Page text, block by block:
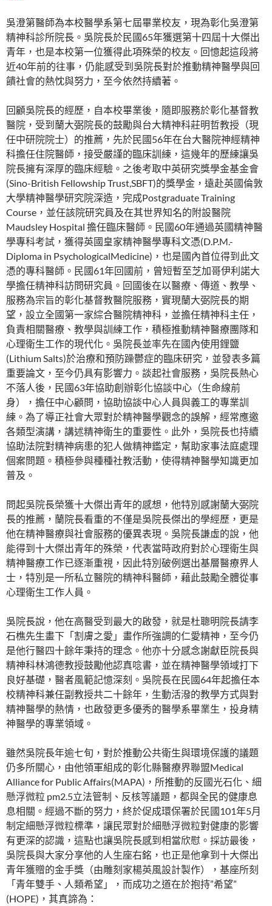
吳澄第醫師為本校醫學系第七屆畢業校友，現為彰化吳澄第
精神科診所院長。吳院長於民國65年獲選第十四屆十大傑出
青年，也是本校第一位獲得此項殊榮的校友。回憶起這段將
近40年前的往事，仍能感受到吳院長對於推動精神醫學與回
饋社會的熱忱與努力，至今依然持續著。
回顧吳院長的經歷，自本校畢業後，隨即服務於彰化基督教
醫院，受到蘭大弼院長的鼓勵與台大精神科莊明哲教授（現
任中研院院士）的推薦，先於民國56年在台大醫院神經精神
科擔任住院醫師，接受嚴謹的臨床訓練，這幾年的歷練讓吳
院長擁有深厚的臨床經驗。之後考取中英研究獎學金基金會
(Sino-British Fellowship Trust,SBFT)的獎學金，遠赴英國倫敦
大學精神醫學研究院深造，完成Postgraduate Training
Course，並任該院研究員及在其世界知名的附設醫院
Maudsley Hospital 擔任臨床醫師。民國60年通過英國精神醫
學專科考試，獲得英國皇家精神醫學專科文憑(D.P.M.-
Diploma in PsychologicalMedicine)，也是國內首位得到此文
憑的專科醫師。民國61年回國前，曾短暫至芝加哥伊利諾大
學擔任精神科訪問研究員。回國後在以醫療、傳道、教學、
服務為宗旨的彰化基督教醫院服務，實現蘭大弼院長的期
望，設立全國第一家綜合醫院精神科，並擔任精神科主任，
負責相關醫療、教學與訓練工作，積極推動精神醫療團隊和
心理衛生工作的現代化。吳院長並率先在國內使用鋰鹽
(Lithium Salts)於治療和預防躁鬱症的臨床研究，並發表多篇
重要論文，至今仍具有影響力。談起社會服務，吳院長熱心
不落人後，民國63年協助創辦彰化協談中心（生命線前
身），擔任中心顧問，協助協談中心人員與義工的專業訓
練。為了導正社會大眾對於精神醫學觀念的誤解，經常應邀
各類型演講，講述精神衛生的重要性。此外，吳院長也持續
協助法院對精神病患的犯人做精神鑑定，幫助家事法庭處理
個案問題。積極參與種種社教活動，使得精神醫學知識更加
普及。
問起吳院長榮獲十大傑出青年的感想，他特別感謝蘭大弼院
長的推薦，蘭院長看重的不僅是吳院長傑出的學經歷，更是
他在精神醫療與社會服務的優異表現。吳院長謙虛的說，他
能得到十大傑出青年的殊榮，代表當時政府對於心理衛生與
精神醫療工作已逐漸重視，因此特別破例選出基層醫療界人
士，特別是一所私立醫院的精神科醫師，藉此鼓勵全體從事
心理衛生工作人員。
吳院長說，他在高醫受到最大的啟發，就是杜聰明院長請李
石樵先生畫下「割膚之愛」畫作所強調的仁愛精神，至今仍
是他行醫四十餘年秉持的理念。他亦十分感念謝獻臣院長與
精神科林鴻德教授鼓勵他認真唸書，並在精神醫學領域打下
良好基礎，醫者風範記憶深刻。吳院長在民國64年起擔任本
校精神科兼任副教授共二十餘年，生動活潑的教學方式與對
精神醫學的熱情，也啟發更多優秀的醫學系畢業生，投身精
神醫學的專業領域。
雖然吳院長年逾七旬，對於推動公共衛生與環境保護的議題
仍多所關心，由他領軍組成的彰化縣醫療界聯盟Medical
Alliance for Public Affairs(MAPA)，所推動的反國光石化、細
懸浮微粒 pm2.5立法管制、反核等議題，都與全民的健康息
息相關。經過不斷的努力，終於促成環保署於民國101年5月
制定細懸浮微粒標準，讓民眾對於細懸浮微粒對健康的影響
有更深的認識，這點也讓吳院長感到相當欣慰。採訪最後，
吳院長與大家分享他的人生座右銘，也正是他拿到十大傑出
青年獲贈的金手獎（由雕刻家楊英風設計製作），基座所刻
「青年雙手、人類希望」，而成功之道在於抱持”希望”
(HOPE)，其真諦為：